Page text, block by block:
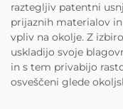
raztegljiv patentni
prijaznih materialov
vpliv na okolje. Z
uskladijo svoje
in s tem privabijo
osveščeni glede